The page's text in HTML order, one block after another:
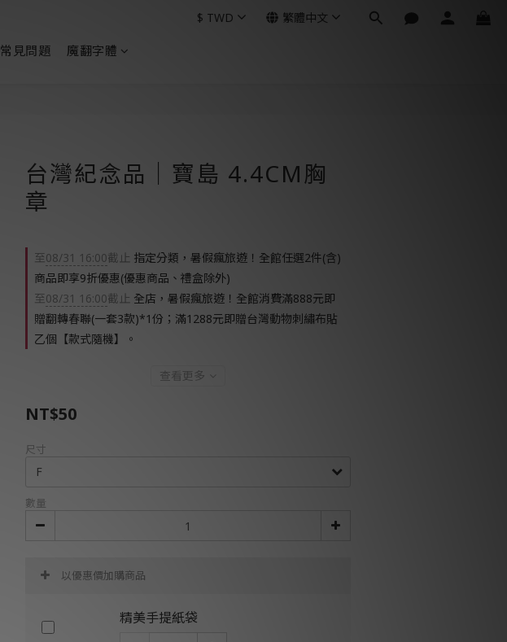
常見問題 魔翻字體
$ TWD 繁體中文
台灣紀念品│寶島 4.4CM胸
章
至08/31 16:00截止 指定分類，暑假瘋旅遊！全館任選2件(含)
商品即享9折優惠(優惠商品、禮盒除外)
至08/31 16:00截止 全店，暑假瘋旅遊！全館消費滿888元即
贈翻轉春聯(一套3款)*1份；滿1288元即贈台灣動物刺繡布貼
乙個【款式隨機】。
查看更多
NT$50
尺寸
數量
以優惠價加購商品
精美手提紙袋